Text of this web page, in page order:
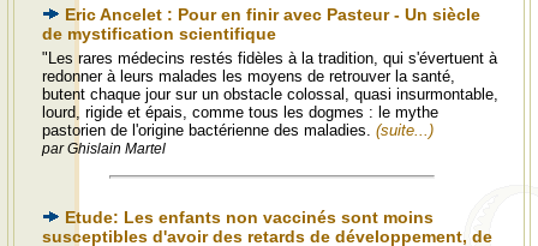
Eric Ancelet : Pour en finir avec Pasteur - Un siècle
de mystification scientifique
"Les rares médecins restés fidèles à la tradition, qui s'évertuent à
redonner à leurs malades les moyens de retrouver la santé,
butent chaque jour sur un obstacle colossal, quasi insurmontable,
lourd, rigide et épais, comme tous les dogmes : le mythe
pastorien de l'origine bactérienne des maladies. (suite...)
par Ghislain Martel
Etude: Les enfants non vaccinés sont moins
susceptibles d'avoir des retards de développement, de